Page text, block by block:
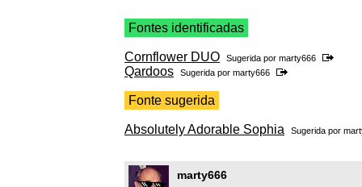
Fontes identificadas
Cornflower DUO Sugerida por marty666
Qardoos Sugerida por marty666
Fonte sugerida
Absolutely Adorable Sophia Sugerida por
marty666